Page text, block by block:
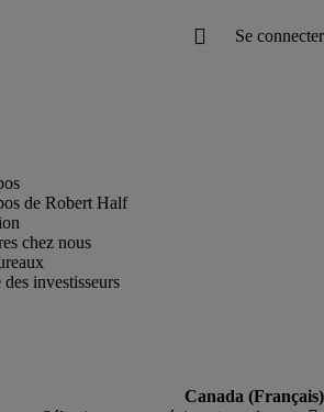
de Robert Half
chez nous
des investisseurs